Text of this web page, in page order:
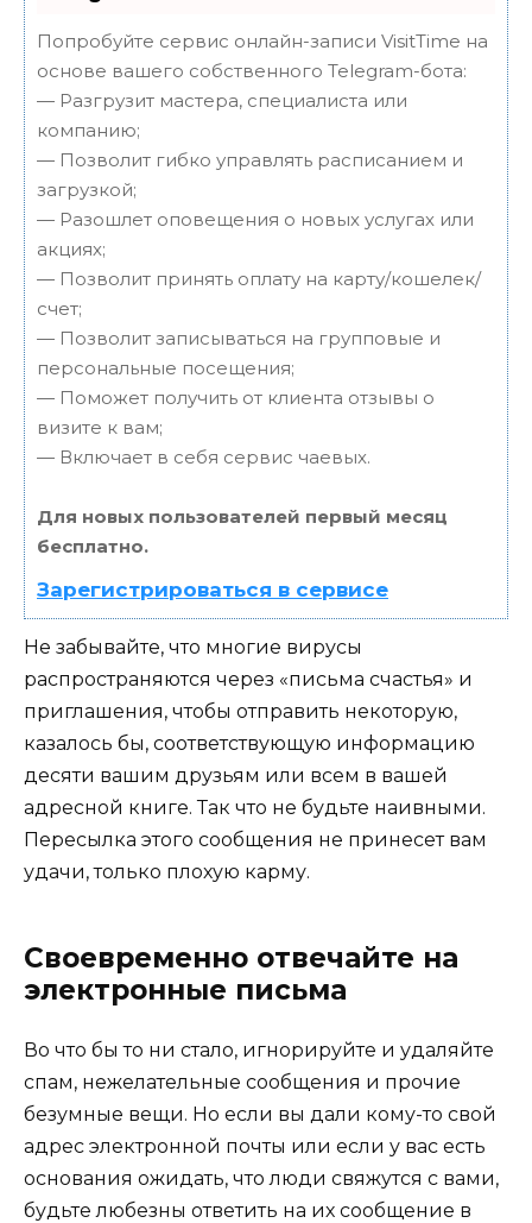
Попробуйте сервис онлайн-записи VisitTime на
основе вашего собственного Telegram-бота:
— Разгрузит мастера, специалиста или
компанию;
— Позволит гибко управлять расписанием и
загрузкой;
— Разошлет оповещения о новых услугах или
акциях;
— Позволит принять оплату на карту/кошелек/
счет;
— Позволит записываться на групповые и
персональные посещения;
— Поможет получить от клиента отзывы о
визите к вам;
— Включает в себя сервис чаевых.
Для новых пользователей первый месяц
бесплатно.
Зарегистрироваться в сервисе
Не забывайте, что многие вирусы
распространяются через «письма счастья» и
приглашения, чтобы отправить некоторую,
казалось бы, соответствующую информацию
десяти вашим друзьям или всем в вашей
адресной книге. Так что не будьте наивными.
Пересылка этого сообщения не принесет вам
удачи, только плохую карму.
Своевременно отвечайте на
электронные письма
Во что бы то ни стало, игнорируйте и удаляйте
спам, нежелательные сообщения и прочие
безумные вещи. Но если вы дали кому-то свой
адрес электронной почты или если у вас есть
основания ожидать, что люди свяжутся с вами,
будьте любезны ответить на их сообщение в